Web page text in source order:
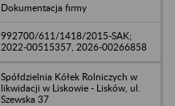
Dokumentacja firmy
992700/611/1418/2015-SAK;
2022-00515357, 2026-00266858
Spółdzielnia Kółek Rolniczych w
likwidacji w Liskowie - Lisków, ul.
Szewska 37